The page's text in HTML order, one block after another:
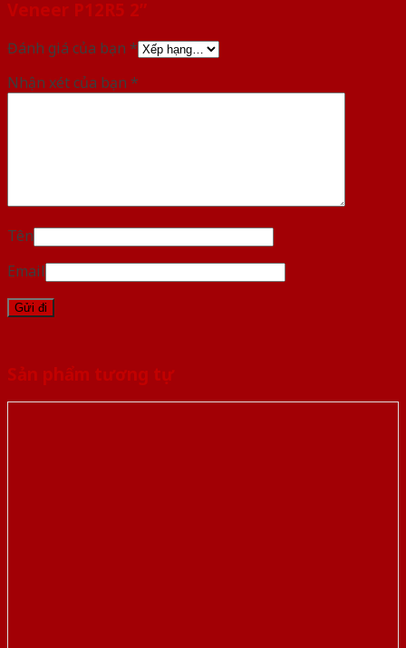
Veneer P12R5 2”
Đánh giá của bạn *
Nhận xét của bạn *
Tên
Email
Sản phẩm tương tự